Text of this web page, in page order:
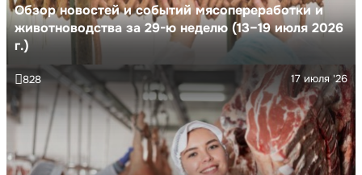
Обзор новостей и событий мясопереработки и
животноводства за 29-ю неделю (13–19 июля 2026
г.)
17 июля '26
828